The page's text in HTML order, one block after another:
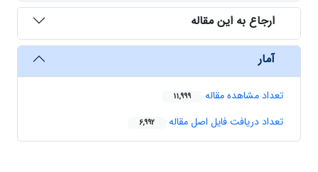
ارجاع به این مقاله
آمار
تعداد مشاهده مقاله 11,999
تعداد دریافت فایل اصل مقاله 6,992